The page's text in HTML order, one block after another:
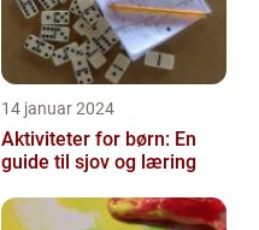
14 januar 2024
Aktiviteter for børn: En
guide til sjov og læring